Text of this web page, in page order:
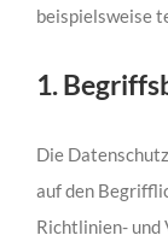
beispielsweise
1.
Die
auf den
Richtlinien- und